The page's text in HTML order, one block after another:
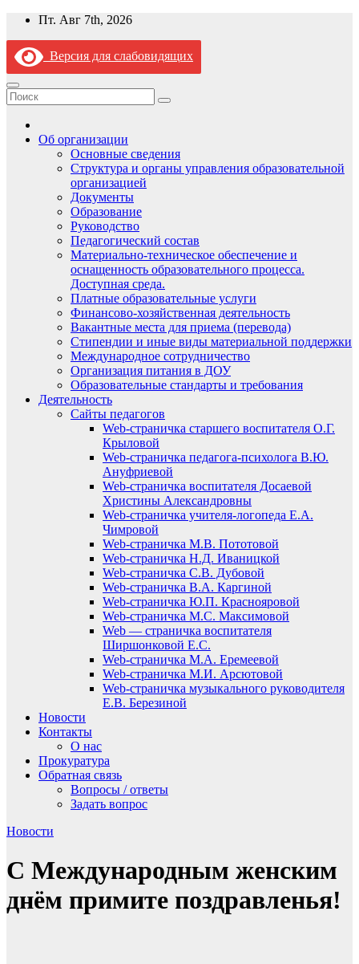
Перейти
содержимому
Пт. Авг 7th, 2026
Версия для слабовидящих
Об организации
Основные сведения
Структура и органы управления образовательной
организацией
Документы
Образование
Руководство
Педагогический состав
Материально-техническое обеспечение и
оснащенность образовательного процесса.
Доступная среда.
Платные образовательные услуги
Финансово-хозяйственная деятельность
Вакантные места для приема (перевода)
Стипендии и иные виды материальной поддержки
Международное сотрудничество
Организация питания в ДОУ
Образовательные стандарты и требования
Деятельность
Сайты педагогов
Web-страничка старшего воспитателя О.Г.
Крыловой
Web-страничка педагога-психолога В.Ю.
Ануфриевой
Web-страничка воспитателя Досаевой
Христины Александровны
Web-страничка учителя-логопеда Е.А.
Чимровой
Web-страничка М.В. Пототовой
Web-страничка Н.Д. Иваницкой
Web-страничка С.В. Дубовой
Web-страничка В.А. Каргиной
Web-страничка Ю.П. Краснояровой
Web-страничка М.С. Максимовой
Web — страничка воспитателя
Ширшонковой Е.С.
Web-страничка М.А. Еремеевой
Web-страничка М.И. Арсютовой
Web-страничка музыкального руководителя
Е.В. Березиной
Новости
Контакты
О нас
Прокуратура
Обратная связь
Вопросы / ответы
Задать вопрос
Новости
С Международным женским
днём примите поздравленья!